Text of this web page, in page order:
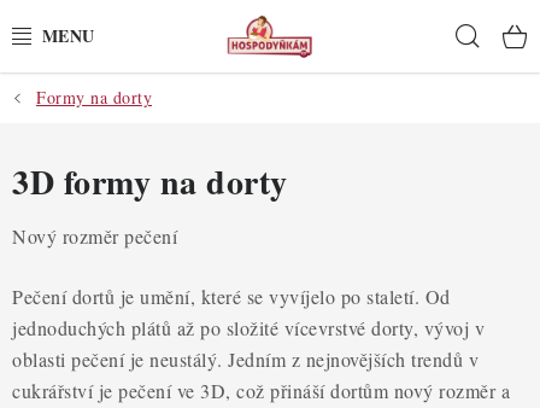
na
POTŘEBY
POMŮCKY
SUROVINY
DEKORACE
PRO OSLAVY
Formy na dorty
3D formy na dorty
Nový rozměr pečení
Pečení dortů je umění, které se vyvíjelo po staletí. Od
jednoduchých plátů až po složité vícevrstvé dorty, vývoj v
oblasti pečení je neustálý. Jedním z nejnovějších trendů v
cukrářství je pečení ve 3D, což přináší dortům nový rozměr a